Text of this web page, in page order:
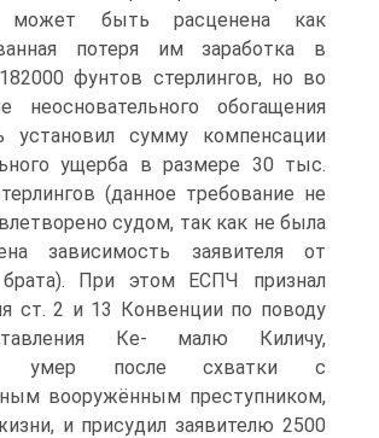
быть расценена как
потеря им заработка в
фунтов стерлингов, но во
неосновательного обогащения
установил сумму компенсации
ущерба в размере 30 тыс.
(данное требование не
судом, так как не была
зависимость заявителя от
При этом ЕСПЧ признал
ст. 2 и 13 Конвенции по поводу
Ке- малю Киличу,
умер после схватки с
вооружённым преступником,
и присудил заявителю 2500